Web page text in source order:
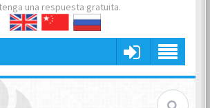
una respuesta gratuita.